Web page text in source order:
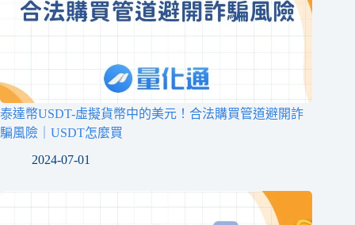
泰達幣USDT-虛擬貨幣中的美元！合法購買管道避開詐
騙風險｜USDT怎麼買
2024-07-01